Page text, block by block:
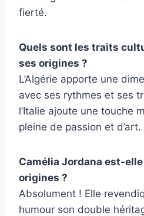
fierté.
Quels sont les traits
ses origines ?
L’Algérie apporte une
avec ses rythmes et ses
l’Italie ajoute une touche
pleine de passion et d’art.
Camélia Jordana est-
origines ?
Absolument ! Elle
humour son double